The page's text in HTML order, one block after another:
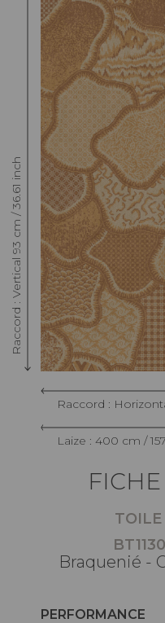
Raccord : Vertical 93 cm / 36.61 inch
Raccord :
Laize : 400 cm /
TOILE
Braquenié -
PERFORMANCE